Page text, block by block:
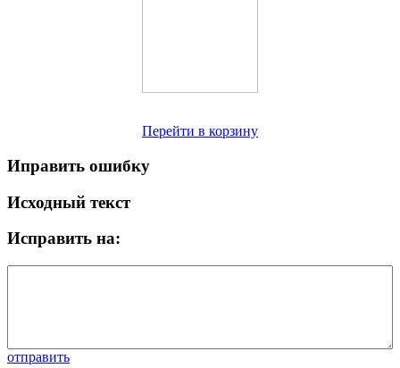
Перейти в корзину
Иправить ошибку
Исходный текст
Исправить на:
отправить